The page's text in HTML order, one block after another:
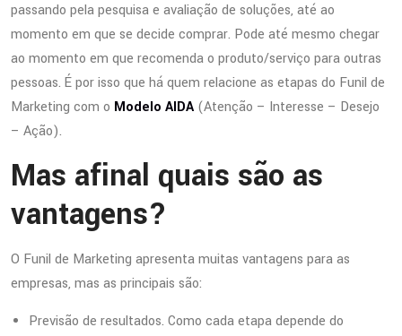
passando pela pesquisa e avaliação de soluções, até ao
momento em que se decide comprar. Pode até mesmo chegar
ao momento em que recomenda o produto/serviço para outras
pessoas. É por isso que há quem relacione as etapas do Funil de
Marketing com o Modelo AIDA (Atenção – Interesse – Desejo
– Ação).
Mas afinal quais são as
vantagens?
O Funil de Marketing apresenta muitas vantagens para as
empresas, mas as principais são:
Previsão de resultados. Como cada etapa depende do